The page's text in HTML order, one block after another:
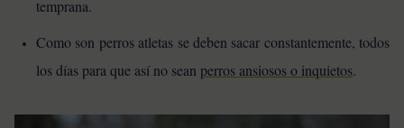
temprana.
Como son perros atletas se deben sacar constantemente, todos
los días para que así no sean perros ansiosos o inquietos.